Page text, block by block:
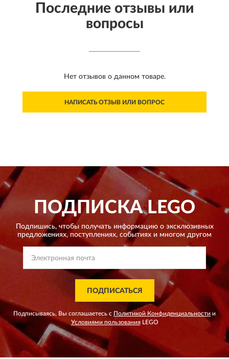
Последние отзывы или
вопросы
Нет отзывов о данном товаре.
НАПИСАТЬ ОТЗЫВ ИЛИ ВОПРОС
ПОДПИСКАLEGO
Подпишись, чтобы получать информацию о эксклюзивных
предложениях, поступлениях, событиях и многом другом
ПОДПИСАТЬСЯ
Подписываясь, Вы соглашаетесь с Политикой Конфиденциальности и
Условиями пользованияLEGO